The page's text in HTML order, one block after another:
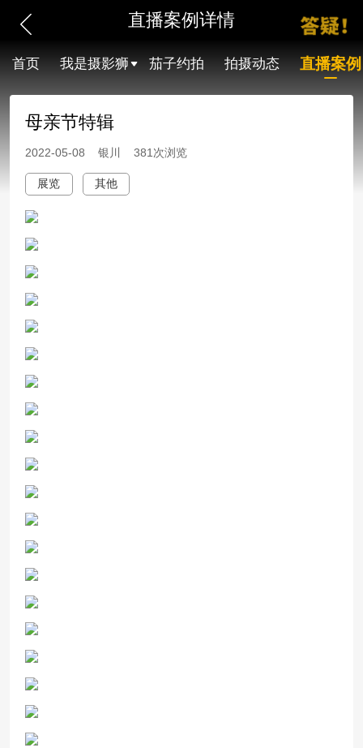
直播案例详情
首页 我是摄影狮 茄子约拍 拍摄动态 直播案例
母亲节特辑
2022-05-08 银川 381次浏览
展览 其他